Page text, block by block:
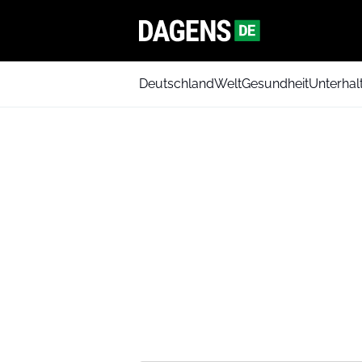
DeutschlandWeltGesundheit